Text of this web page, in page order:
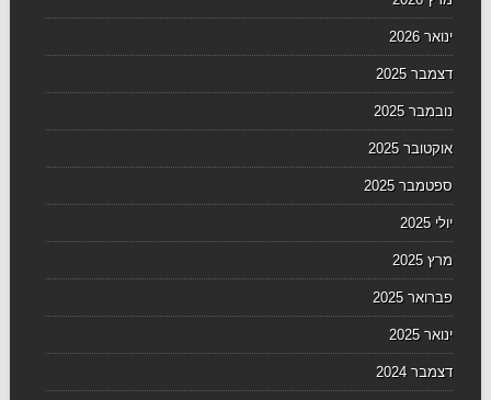
ינואר 2026
דצמבר 2025
נובמבר 2025
אוקטובר 2025
ספטמבר 2025
יולי 2025
מרץ 2025
פברואר 2025
ינואר 2025
דצמבר 2024